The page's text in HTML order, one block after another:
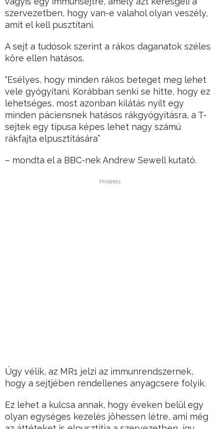
szervezetben, hogy van-e valahol olyan veszély,
amit el kell pusztítani.
A sejt a tudósok szerint a rákos daganatok széles
köre ellen hatásos.
“Esélyes, hogy minden rákos beteget meg lehet
vele gyógyítani. Korábban senki se hitte, hogy ez
lehetséges, most azonban kilátás nyílt egy
minden páciensnek hatásos rákgyógyításra, a T-
sejtek egy típusa képes lehet nagy számú
rákfajta elpusztítására”
– mondta el a BBC-nek Andrew Sewell kutató.
Hirdetés
Úgy vélik, az MR1 jelzi az immunrendszernek,
hogy a sejtjében rendellenes anyagcsere folyik.
Ez lehet a kulcsa annak, hogy éveken belül egy
olyan egységes kezelés jöhessen létre, ami még